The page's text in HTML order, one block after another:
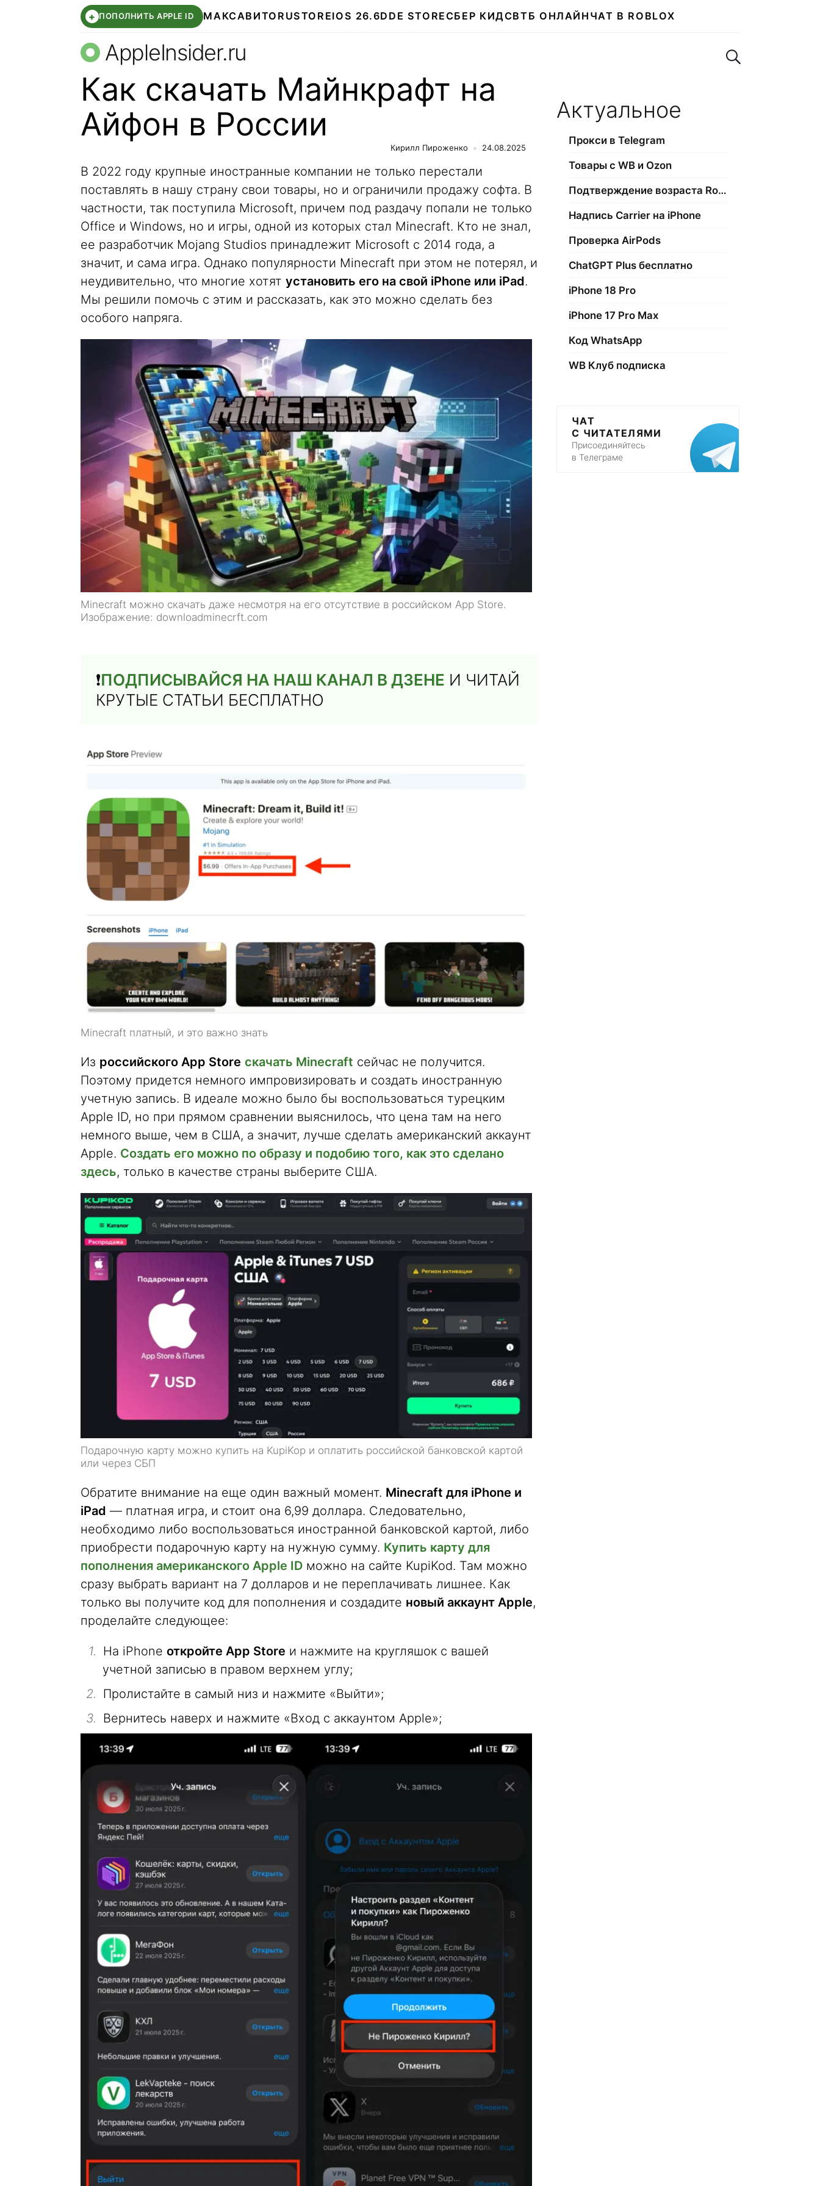
+ ПОПОЛНИТЬ APPLE ID МАКСАВИТО RUSTOREIOS 26.6DDE STORE СБЕР КИДСВТБ ОНЛАЙН ЧАТ В ROBLOX
AppleInsider.ru Поиск по сайту
Как скачать Майнкрафт на
Айфон в России
Кирилл Пироженко 24.08.2025
В 2022 году крупные иностранные компании не только перестали
поставлять в нашу страну свои товары, но и ограничили продажу софта. В
частности, так поступила Microsoft, причем под раздачу попали не только
Office и Windows, но и игры, одной из которых стал Minecraft. Кто не знал,
ее разработчик Mojang Studios принадлежит Microsoft с 2014 года, а
значит, и сама игра. Однако популярности Minecraft при этом не потерял, и
неудивительно, что многие хотят установить его на свой iPhone или iPad.
Мы решили помочь с этим и рассказать, как это можно сделать без
особого напряга.
Minecraft можно скачать даже несмотря на его отсутствие в российском App Store.
Изображение: downloadminecrft.com
❗️ПОДПИСЫВАЙСЯ НА НАШ КАНАЛ В ДЗЕНЕ И ЧИТАЙ
КРУТЫЕ СТАТЬИ БЕСПЛАТНО
Minecraft платный, и это важно знать
Из российского App Store скачать Minecraft сейчас не получится.
Поэтому придется немного импровизировать и создать иностранную
учетную запись. В идеале можно было бы воспользоваться турецким
Apple ID, но при прямом сравнении выяснилось, что цена там на него
немного выше, чем в США, а значит, лучше сделать американский аккаунт
Apple. Создать его можно по образу и подобию того, как это сделано
здесь, только в качестве страны выберите США.
Подарочную карту можно купить на KupiKop и оплатить российской банковской картой
или через СБП
Обратите внимание на еще один важный момент. Minecraft для iPhone и
iPad — платная игра, и стоит она 6,99 доллара. Следовательно,
необходимо либо воспользоваться иностранной банковской картой, либо
приобрести подарочную карту на нужную сумму. Купить карту для
пополнения американского Apple ID можно на сайте KupiKod. Там можно
сразу выбрать вариант на 7 долларов и не переплачивать лишнее. Как
только вы получите код для пополнения и создадите новый аккаунт Apple,
проделайте следующее:
На iPhone откройте App Store и нажмите на кругляшок с вашей
учетной записью в правом верхнем углу;
Пролистайте в самый низ и нажмите «Выйти»;
Вернитесь наверх и нажмите «Вход с аккаунтом Apple»;
Актуальное
Прокси в Telegram
Товары с WB и Ozon
Подтверждение возраста Roblox
Надпись Carrier на iPhone
Проверка AirPods
ChatGPT Plus бесплатно
iPhone 18 Pro
iPhone 17 Pro Max
Код WhatsApp
WB Клуб подписка
ЧАТ
С ЧИТАТЕЛЯМИ
Присоединяйтесь
в Телеграме